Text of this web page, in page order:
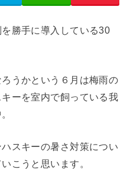
勝手に導入している30
うかという６月は梅雨の
ーを室内で飼っている我
スキーの暑さ対策につい
こうと思います。